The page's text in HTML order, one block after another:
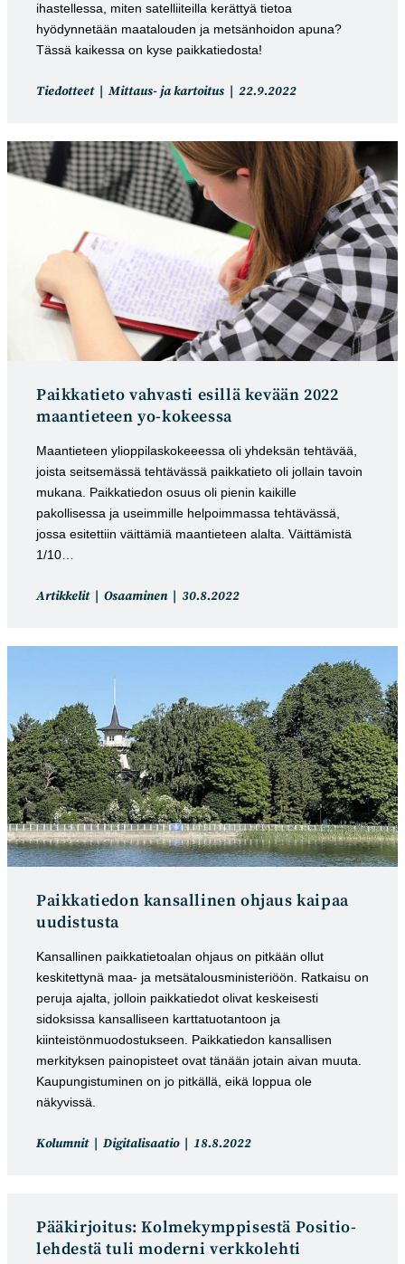
ihastellessa, miten satelliiteilla kerättyä tietoa
hyödynnetään maatalouden ja metsänhoidon apuna?
Tässä kaikessa on kyse paikkatiedosta!
Artikkelin
Tiedotteet Mittaus- ja kartoitus
Artikkeli
22.9.2022
Paikkatieto vahvasti esillä kevään 2022
maantieteen yo-kokeessa
Maantieteen ylioppilaskokeeessa oli yhdeksän tehtävää,
joista seitsemässä tehtävässä paikkatieto oli jollain tavoin
mukana. Paikkatiedon osuus oli pienin kaikille
pakollisessa ja useimmille helpoimmassa tehtävässä,
jossa esitettiin väittämiä maantieteen alalta. Väittämistä
1/10…
Artikkelin
Artikkelit Osaaminen
Artikkeli
30.8.2022
Paikkatiedon kansallinen ohjaus kaipaa
uudistusta
Kansallinen paikkatietoalan ohjaus on pitkään ollut
keskitettynä maa- ja metsätalousministeriöön. Ratkaisu on
peruja ajalta, jolloin paikkatiedot olivat keskeisesti
sidoksissa kansalliseen karttatuotantoon ja
kiinteistönmuodostukseen. Paikkatiedon kansallisen
merkityksen painopisteet ovat tänään jotain aivan muuta.
Kaupungistuminen on jo pitkällä, eikä loppua ole
näkyvissä.
Artikkelin
Kolumnit Digitalisaatio
Artikkeli
18.8.2022
Pääkirjoitus: Kolmekymppisestä Positio-
lehdestä tuli moderni verkkolehti